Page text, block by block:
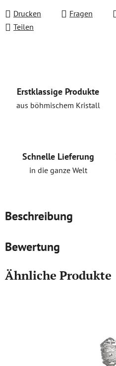
Drucken
Fragen
Teilen
Erstklassige Produkte
aus böhmischem Kristall
Schnelle Lieferung
in die ganze Welt
Beschreibung
Bewertung
Ähnliche Produkte